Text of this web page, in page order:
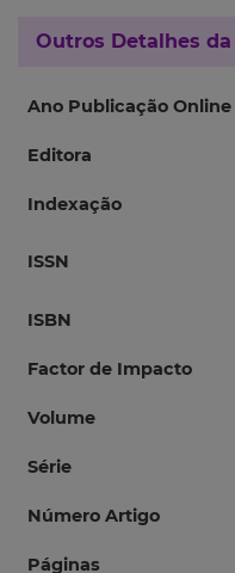
Outros Detalhes
Ano Publicação Online
Editora
Indexação
ISSN
ISBN
Factor de Impacto
Volume
Série
Número Artigo
Páginas